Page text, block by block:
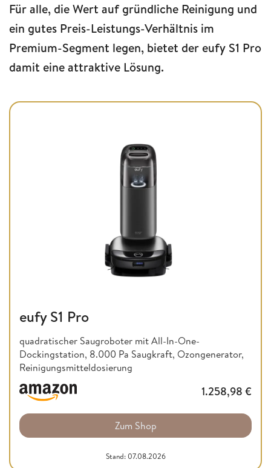
Für alle, die Wert auf gründliche Reinigung und
ein gutes Preis-Leistungs-Verhältnis im
Premium-Segment legen, bietet der eufy S1 Pro
damit eine attraktive Lösung.
eufy S1 Pro
quadratischer Saugroboter mit All-In-One-
Dockingstation, 8.000 Pa Saugkraft, Ozongenerator,
Reinigungsmitteldosierung
1.258,98 €
Zum Shop
Stand: 07.08.2026